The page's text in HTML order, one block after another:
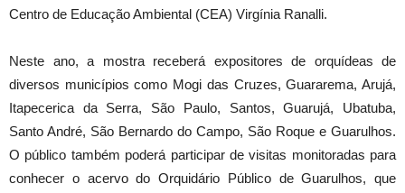
Centro de Educação Ambiental (CEA) Virgínia Ranalli.
Neste ano, a mostra receberá expositores de orquídeas de
diversos municípios como Mogi das Cruzes, Guararema, Arujá,
Itapecerica da Serra, São Paulo, Santos, Guarujá, Ubatuba,
Santo André, São Bernardo do Campo, São Roque e Guarulhos.
O público também poderá participar de visitas monitoradas para
conhecer o acervo do Orquidário Público de Guarulhos, que